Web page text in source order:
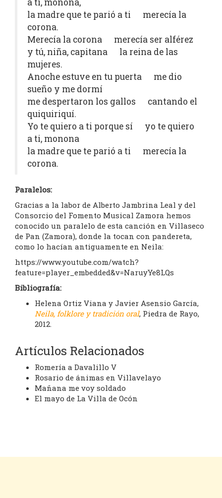
a ti, monona,
la madre que te parió a ti merecía la
corona.
Merecía la corona merecía ser alférez
y tú, niña, capitana la reina de las
mujeres.
Anoche estuve en tu puerta me dio
sueño y me dormí
me despertaron los gallos cantando el
quiquiriquí.
Yo te quiero a ti porque sí yo te quiero
a ti, monona
la madre que te parió a ti merecía la
corona.
Paralelos:
Gracias a la labor de Alberto Jambrina Leal y del
Consorcio del Fomento Musical Zamora hemos
conocido un paralelo de esta canción en Villaseco
de Pan (Zamora), donde la tocan con pandereta,
como lo hacían antiguamente en Neila:
https://www.youtube.com/watch?
feature=player_embedded&v=NaruyYe8LQs
Bibliografía:
Helena Ortiz Viana y Javier Asensio García,
Neila, folklore y tradición oral, Piedra de Rayo,
2012.
Artículos Relacionados
Romería a Davalillo V
Rosario de ánimas en Villavelayo
Mañana me voy soldado
El mayo de La Villa de Ocón